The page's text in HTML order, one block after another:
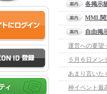
各掲示
MML関
自由掲
運営への要望
５月６日メン
あまり言いた
神イベント最